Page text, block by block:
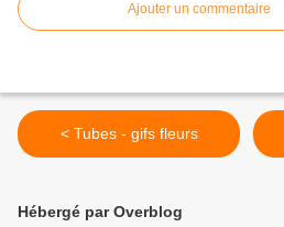
Ajouter un commentaire
< Tubes - gifs fleurs
Hébergé par Overblog